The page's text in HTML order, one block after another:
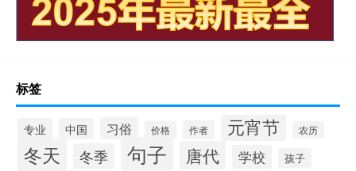
标签
专业 中国 习俗 价格 作者 元宵节 农历
冬天 冬季 句子 唐代 学校 孩子